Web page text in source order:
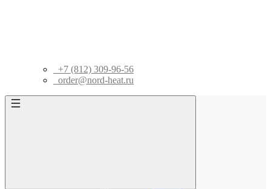
+7 (812) 309-96-56
order@nord-heat.ru